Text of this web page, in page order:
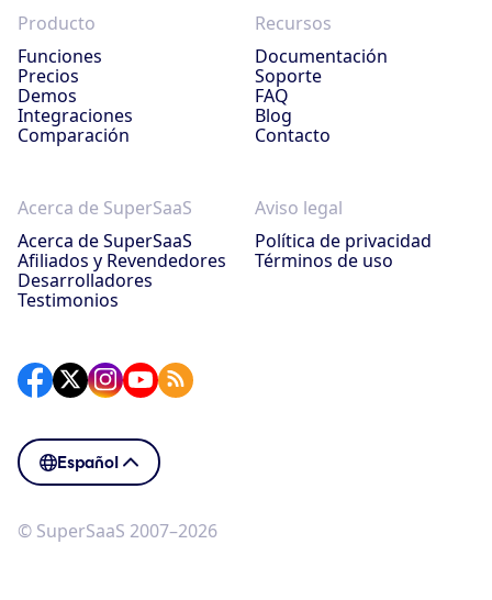
Producto
Funciones
Precios
Demos
Integraciones
Comparación
Recursos
Documentación
Soporte
FAQ
Blog
Contacto
Acerca de SuperSaaS
Acerca de SuperSaaS
Afiliados y Revendedores
Desarrolladores
Testimonios
Aviso legal
Política de privacidad
Términos de uso
Español
© SuperSaaS 2007–2026